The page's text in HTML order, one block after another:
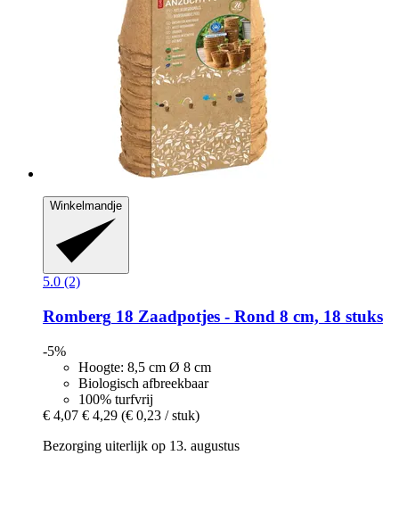
Winkelmandje
5.0 (2)
Romberg 18 Zaadpotjes -​ Rond 8 cm, 18 stuks
-5%
Hoogte: 8,5 cm Ø 8 cm
Biologisch afbreekbaar
100% turfvrij
€ 4,07 € 4,29 (€ 0,23 / stuk)
Bezorging uiterlijk op 13. augustus